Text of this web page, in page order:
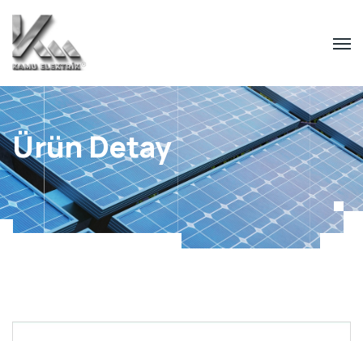
Ürün Detay